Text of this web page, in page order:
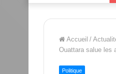
Accueil /
Ouattara salue les
Politique